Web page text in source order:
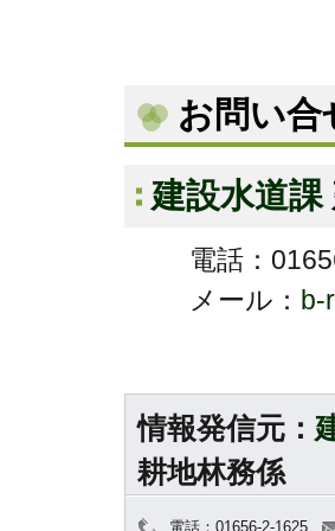
お問い合
建設水道課
電話：
メール： b-
情報発信元：
耕地林務係
電話：01656-2-1625